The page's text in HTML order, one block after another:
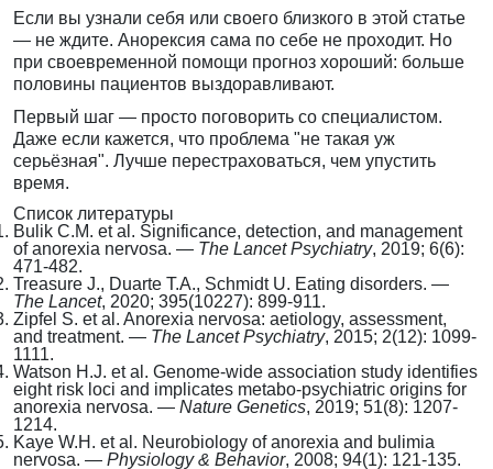
Если вы узнали себя или своего близкого в этой статье
— не ждите. Анорексия сама по себе не проходит. Но
при своевременной помощи прогноз хороший: больше
половины пациентов выздоравливают.
Первый шаг — просто поговорить со специалистом.
Даже если кажется, что проблема "не такая уж
серьёзная". Лучше перестраховаться, чем упустить
время.
Список литературы
Bulik C.M. et al. Significance, detection, and management
of anorexia nervosa. — The Lancet Psychiatry, 2019; 6(6):
471-482.
Treasure J., Duarte T.A., Schmidt U. Eating disorders. —
The Lancet, 2020; 395(10227): 899-911.
Zipfel S. et al. Anorexia nervosa: aetiology, assessment,
and treatment. — The Lancet Psychiatry, 2015; 2(12): 1099-
1111.
Watson H.J. et al. Genome-wide association study identifies
eight risk loci and implicates metabo-psychiatric origins for
anorexia nervosa. — Nature Genetics, 2019; 51(8): 1207-
1214.
Kaye W.H. et al. Neurobiology of anorexia and bulimia
nervosa. — Physiology & Behavior, 2008; 94(1): 121-135.